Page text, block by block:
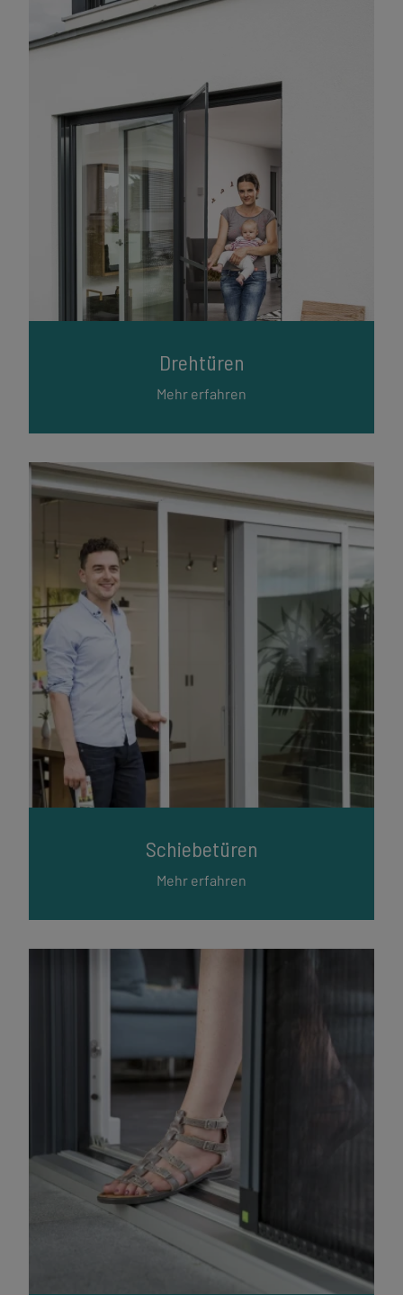
Drehtüren
Mehr erfahren
Schiebetüren
Mehr erfahren